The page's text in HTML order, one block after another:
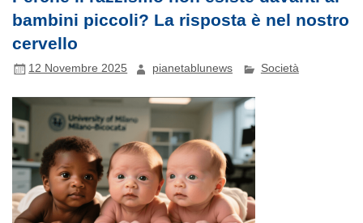
bambini piccoli? La risposta è nel nostro
cervello
12 Novembre 2025 pianetablunews Società